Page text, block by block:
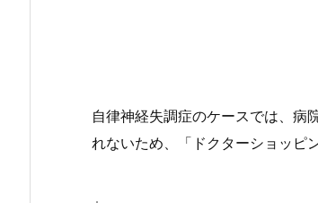
自律神経失調症のケースでは、病
れないため、「ドクターショッピ